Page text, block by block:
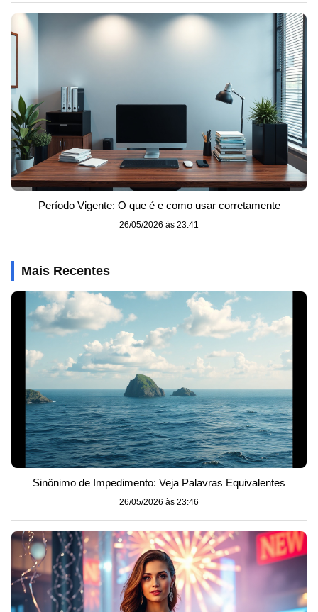
Período Vigente: O que é e como usar corretamente
26/05/2026 às 23:41
Mais Recentes
Sinônimo de Impedimento: Veja Palavras Equivalentes
26/05/2026 às 23:46